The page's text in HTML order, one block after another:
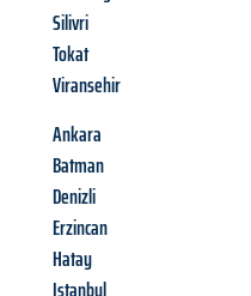
Silivri
Tokat
Viransehir
Ankara
Batman
Denizli
Erzincan
Hatay